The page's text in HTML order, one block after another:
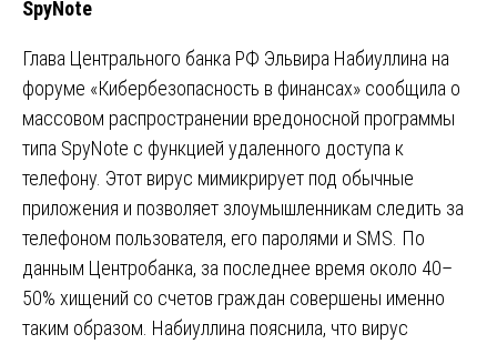
SpyNote
Глава Центрального банка РФ Эльвира Набиуллина на
форуме «Кибербезопасность в финансах» сообщила о
массовом распространении вредоносной программы
типа SpyNote с функцией удаленного доступа к
телефону. Этот вирус мимикрирует под обычные
приложения и позволяет злоумышленникам следить за
телефоном пользователя, его паролями и SMS. По
данным Центробанка, за последнее время около 40–
50% хищений со счетов граждан совершены именно
таким образом. Набиуллина пояснила, что вирус